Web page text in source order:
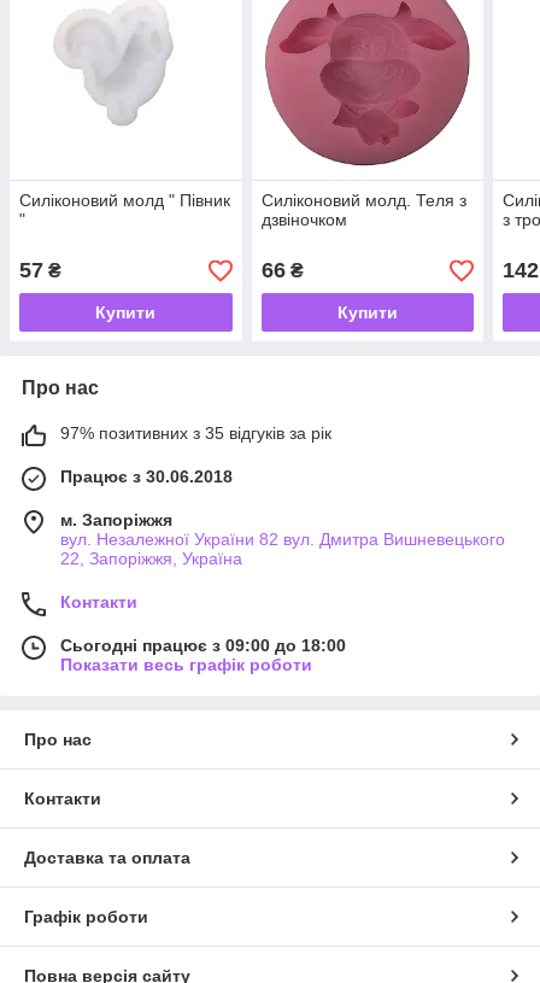
Силіконовий молд " Півник
"
57 ₴
Купити
Силіконовий молд. Теля з
дзвіночком
66₴
Купити
з
142
Про нас
97% позитивних з 35 відгуків за рік
Працює з 30.06.2018
м. Запоріжжя
вул. Незалежної України 82 вул. Дмитра Вишневецького
22, Запоріжжя, Україна
Контакти
Сьогодні працює з 09:00 до 18:00
Показати весь графік роботи
Про нас
Контакти
Доставка та оплата
Графік роботи
Повна версія сайту